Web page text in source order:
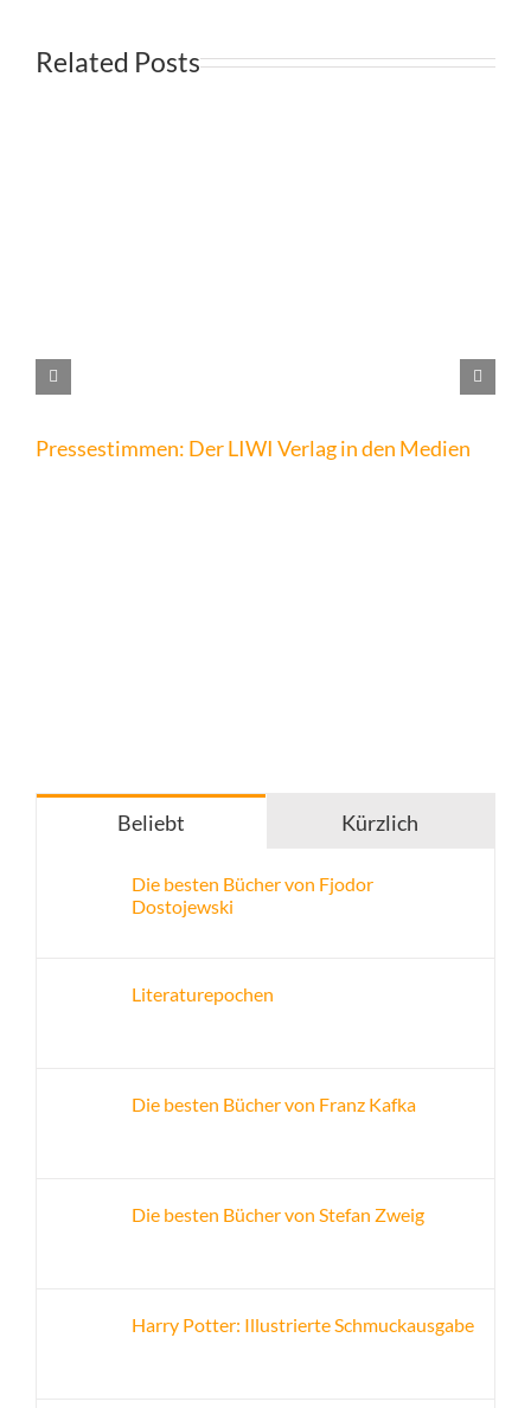
Related Posts
Pressestimmen: Der LIWI Verlag in den Medien
Beliebt Kürzlich
Die besten Bücher von Fjodor
Dostojewski
Literaturepochen
Die besten Bücher von Franz Kafka
Die besten Bücher von Stefan Zweig
Harry Potter: Illustrierte Schmuckausgabe